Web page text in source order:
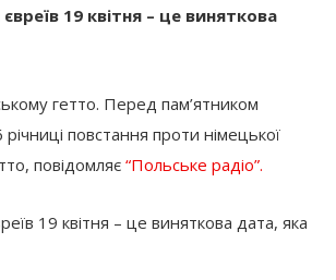
19 квітня – це виняткова
гетто. Перед пам’ятником
повстання проти німецької
повідомляє “Польське радіо”.
19 квітня – це виняткова дата, яка